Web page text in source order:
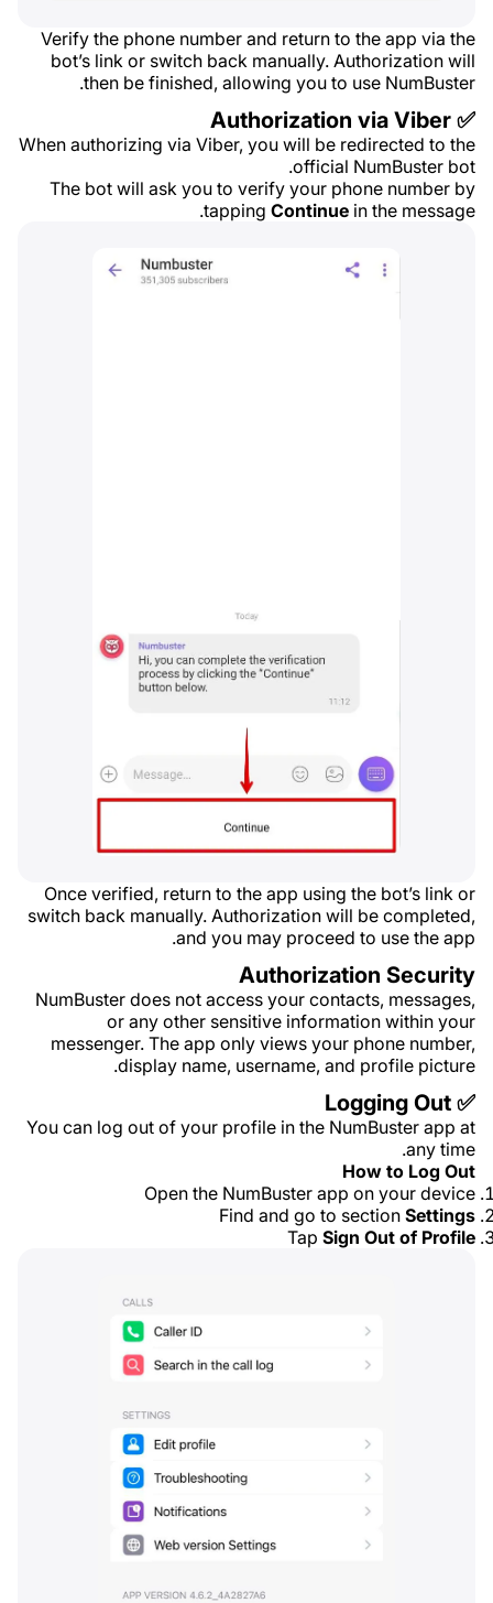
Verify the phone number and return to the app via the
bot’s link or switch back manually. Authorization will
then be finished, allowing you to use NumBuster.
✅ Authorization via Viber
When authorizing via Viber, you will be redirected to the
official NumBuster bot.
The bot will ask you to verify your phone number by
tapping Continue in the message.
Once verified, return to the app using the bot’s link or
switch back manually. Authorization will be completed,
and you may proceed to use the app.
Authorization Security
NumBuster does not access your contacts, messages,
or any other sensitive information within your
messenger. The app only views your phone number,
display name, username, and profile picture.
✅ Logging Out
You can log out of your profile in the NumBuster app at
any time.
How to Log Out
Open the NumBuster app on your device
Find and go to section Settings
Tap Sign Out of Profile